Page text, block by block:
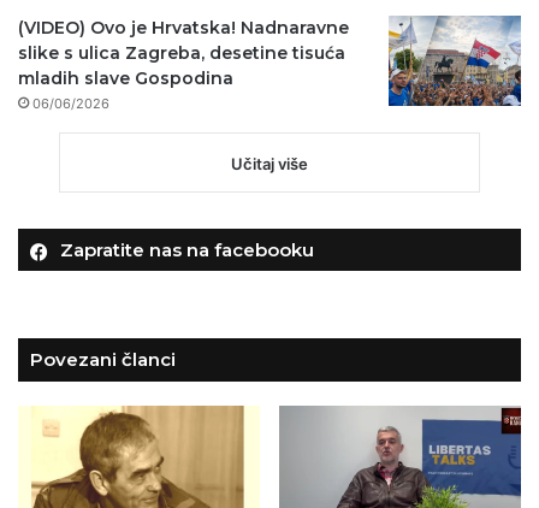
(VIDEO) Ovo je Hrvatska! Nadnaravne
slike s ulica Zagreba, desetine tisuća
mladih slave Gospodina
06/06/2026
Učitaj više
Zapratite nas na facebooku
Povezani članci